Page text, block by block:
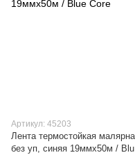
Артикул: 45203
Лента термостойкая
без уп, синяя 19ммх50м /